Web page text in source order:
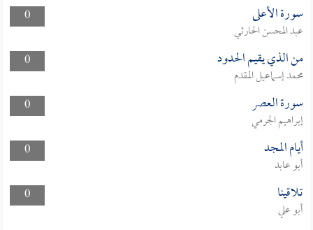
0
سورة الأعلى
عبد المحسن الحارثي
0
من الذي يقيم الحدود
محمد إسماعيل المقدم
0
سورة العصر
إبراهيم الجرمي
0
أيام المجد
أبو عابد
0
تلاقينا
أبو علي